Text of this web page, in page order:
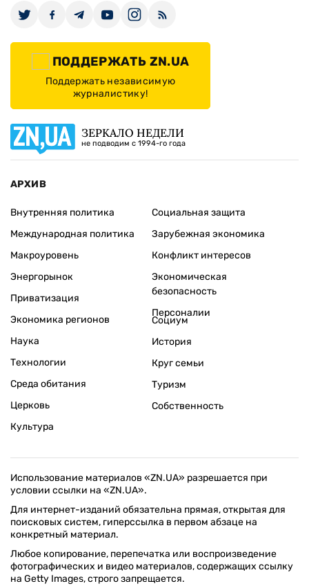
ПОДДЕРЖАТЬ ZN.UA
Поддержать независимую
журналистику!
ЗЕРКАЛО НЕДЕЛИ
не подводим с 1994-го года
АРХИВ
Внутренняя политика
Международная политика
Макроуровень
Энергорынок
Приватизация
Экономика регионов
Социальная защита
Зарубежная экономика
Конфликт интересов
Экономическая
безопасность
Персоналии
Наука
Технологии
Среда обитания
Церковь
Культура
Социум
История
Круг семьи
Туризм
Собственность
Использование материалов «ZN.UA» разрешается при
условии ссылки на «ZN.UA».
Для интернет-изданий обязательна прямая, открытая для
поисковых систем, гиперссылка в первом абзаце на
конкретный материал.
Любое копирование, перепечатка или воспроизведение
фотографических и видео материалов, содержащих ссылку
на Getty Images, строго запрещается.